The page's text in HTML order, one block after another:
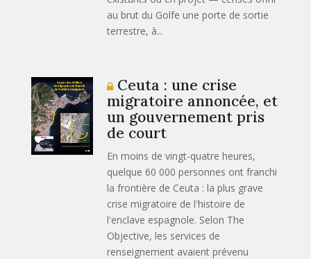
au brut du Golfe une porte de sortie
terrestre, à...
Ceuta : une crise
migratoire annoncée, et
un gouvernement pris
de court
En moins de vingt-quatre heures,
quelque 60 000 personnes ont franchi
la frontière de Ceuta : la plus grave
crise migratoire de l'histoire de
l'enclave espagnole. Selon The
Objective, les services de
renseignement avaient prévenu